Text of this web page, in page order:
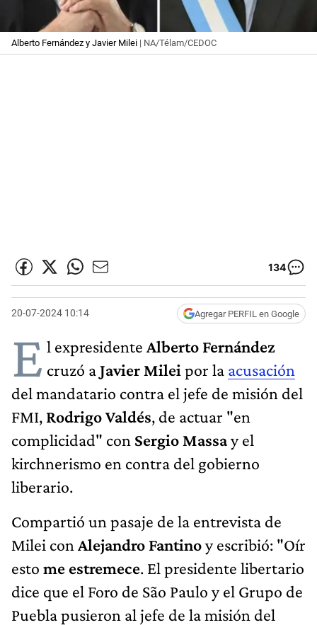
Alberto Fernández y Javier Milei | NA/Télam/CEDOC
134
20-07-2024 10:14 Agregar PERFIL en Google
E l expresidente Alberto Fernández
cruzó aJavier Milei por la acusación
del mandatario contra el jefe de misión del
FMI, Rodrigo Valdés, de actuar "en
complicidad" con Sergio Massay el
kirchnerismo en contra del gobierno
liberario.
Compartió un pasaje de la entrevista de
Milei con Alejandro Fantinoy escribió: "Oír
esto me estremece. El presidente libertario
dice que el Foro de São Paulo y el Grupo de
Puebla pusieron al jefe de la misión del